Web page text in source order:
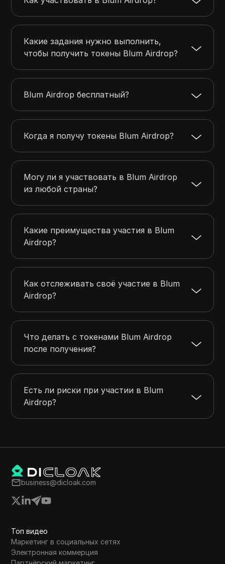
Какие задания нужно выполнить,
чтобы получить токены Blum Airdrop?
Blum Airdrop бесплатный?
Когда я получу токены Blum Airdrop?
Могу ли я участвовать в Blum Airdrop
из любой страны?
Какие преимущества участия в Blum
Airdrop?
Как отслеживать своё участие в Blum
Airdrop?
Что делать с токенами Blum Airdrop
после получения?
Есть ли риски при участии в Blum
Airdrop?
business@dicloak.com
Топ видео
Маркетинг в социальных сетях
Электронная коммерция